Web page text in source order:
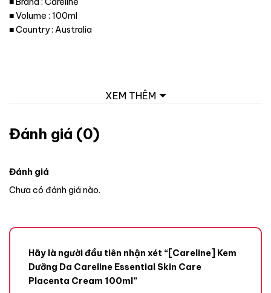
■ Volume : 100ml
■ Country : Australia
XEM THÊM
Đánh giá (0)
Đánh giá
Chưa có đánh giá nào.
Hãy là người đầu tiên nhận xét “[Careline] Kem
Dưỡng Da Careline Essential Skin Care
Placenta Cream 100ml”